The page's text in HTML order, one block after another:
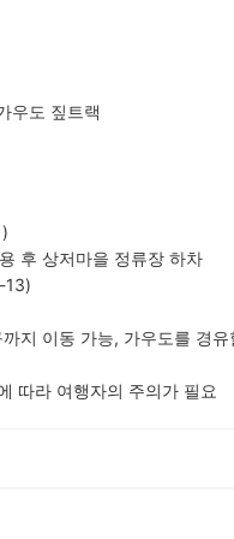
우도 짚트랙
후 상저마을 정류장 하차
13)
지 이동 가능, 가우도를 경유
따라 여행자의 주의가 필요